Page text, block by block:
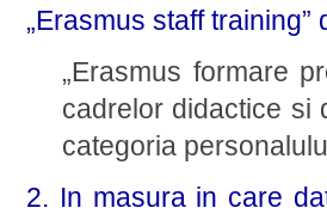
„Erasmus staff training”
„Erasmus formare
cadrelor didactice si
categoria
2. In masura in care